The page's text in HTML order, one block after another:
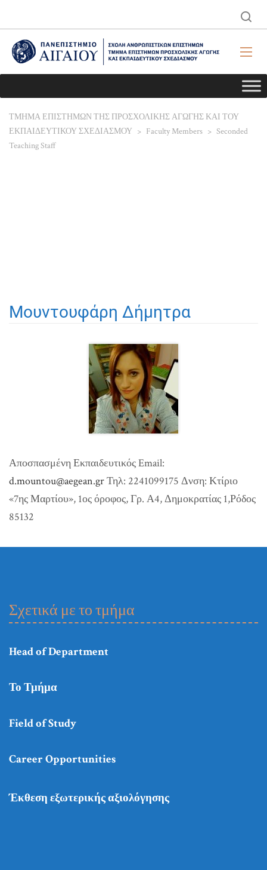
ΤΜΗΜΑ ΕΠΙΣΤΗΜΩΝ ΤΗΣ ΠΡΟΣΧΟΛΙΚΗΣ ΑΓΩΓΗΣ ΚΑΙ ΤΟΥ
ΕΚΠΑΙΔΕΥΤΙΚΟΥ ΣΧΕΔΙΑΣΜΟΥ > Faculty Members > Seconded
Teaching Staff
Μουντουφάρη Δήμητρα
Αποσπασμένη ΕκπαιδευτικόςEmail:
d.mountou@aegean.grΤηλ: 2241099175 Δνση: Κτίριο
«7ης Μαρτίου», 1ος όροφος, Γρ. Α4, Δημοκρατίας 1,Ρόδος
85132
Σχετικά με το τμήμα
Head of Department
Το Τμήμα
Field of Study
Career Opportunities
Έκθεση εξωτερικής αξιολόγησης